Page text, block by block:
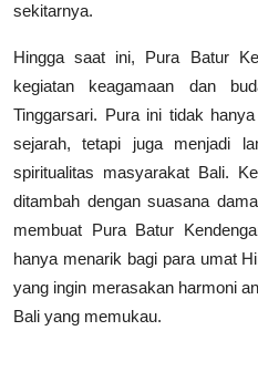
sekitarnya.
Hingga saat ini, Pura Batur
kegiatan keagamaan dan
Tinggarsari. Pura ini tidak
sejarah, tetapi juga menjadi
spiritualitas masyarakat Bali.
ditambah dengan suasana
membuat Pura Batur
hanya menarik bagi para umat
yang ingin merasakan harmoni
Bali yang memukau.